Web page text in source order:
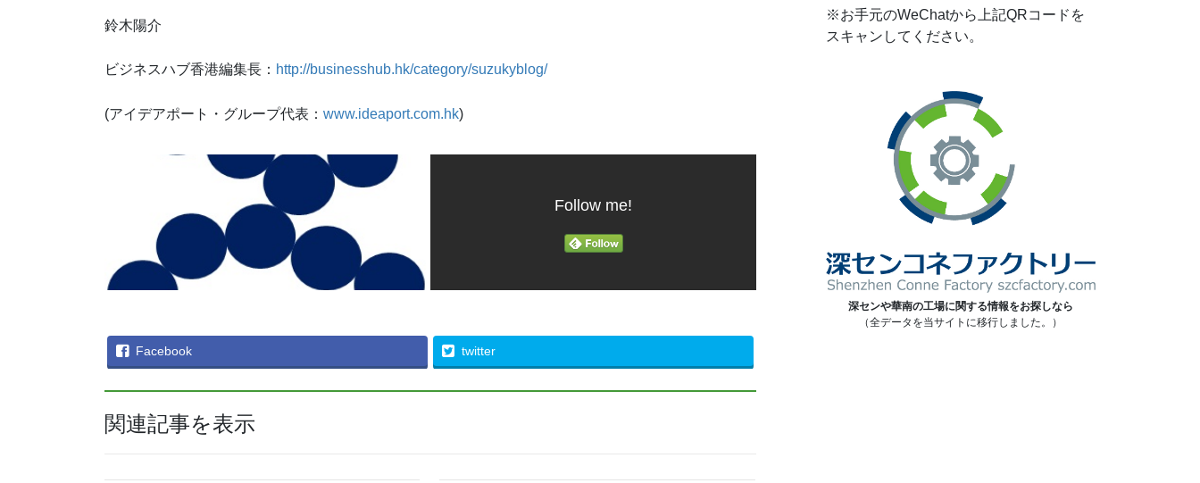
鈴木陽介
ビジネスハブ香港編集長： http://businesshub.hk/category/suzukyblog/
(アイデアポート・グループ代表： www.ideaport.com.hk)
Follow me!
Facebook twitter
関連記事を表示
※お手元のWeChatから上記QRコードを
スキャンしてください。
深センや華南の工場に関する情報をお探しなら
（全データを当サイトに移行しました。）